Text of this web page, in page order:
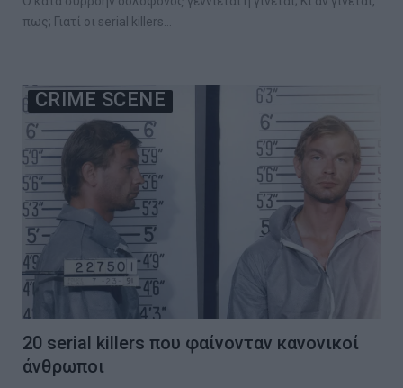
πως; Γιατί οι serial killers…
CRIME SCENE
20 serial killers που φαίνονταν κανονικοί
άνθρωποι